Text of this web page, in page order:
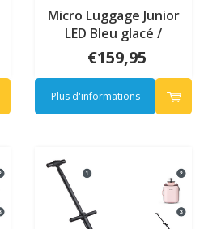
Micro Luggage Junior
LED Bleu glacé /
transport Patch & Play
€159,95
Plus d'informations